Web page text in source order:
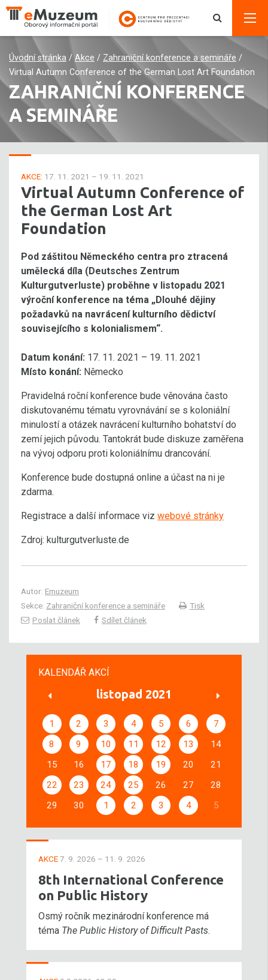
Úvodní stránka / Akce / Zahraniční konference a semináře /
Virtual Autumn Conference of the German Lost Art Foundation
ZAHRANIČNÍ KONFERENCE
A SEMINÁŘE
AKCE: 17. 11. 2021 – 19. 11. 2021
Virtual Autumn Conference of
the German Lost Art
Foundation
Pod záštitou Německého centra pro ztracená
umělecká díla (Deutsches Zentrum
Kulturgutverluste) proběhne v listopadu 2021
výroční konference na téma „Dlouhé dějiny
požadavků na navrácení kulturního dědictví
souvisejícího s kolonialismem“.
Datum konání: 17. 11. 2021 – 19. 11. 2021
Místo konání: Německo
Pravidelná roční konference bude věnována často
diskutovanému tématu vyrovnávání se s koloniální
minulostí a otázek navrácení kulturního bohatství do
zemí jejich původu. Tantokrát bude diskuze zaměřena
na vývoj odporu proti koloniálnímu drancování.
Konference bude dostupná online a účast na ni je
zdarma.
Registrace a další informace viz webové stránky
Zdroj: kulturgutverluste.de
Autor: Emuzeum
Sekce: Zahraniční konference a semináře
Tisk
Poslat článek
Sdílet článek
KALENDÁŘ AKCÍ
listopad 2021
1 2 3 4 5 6
7
8
9 10 11 12 13
14
15
16 17 18 19 20
21
22
23 24 25 26 27
28
29
30 1 2 3 4 5
AKCE7. 9. 2026 – 11. 9. 2026
8th International Conference
on Public History
Osmý ročník mezinárodní konference má
téma The Public History of Difficult Pasts.